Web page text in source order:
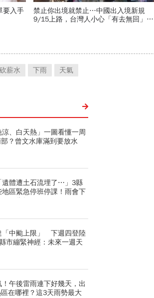
要入手
禁止你出境就禁止…中國出入境新規
9/15上路，台灣人小心「有去無回」？4
砍薪水 下雨 天氣
、白天熱」一圖看懂一周
？曾文水庫滿到要放水
遺體遭土石流埋了⋯」3縣
區緊急停班停課！雨會下
圖掌握
「中颱上限」 下週四登陸
市繃緊神經：未來一週天
午後雷雨連下好幾天，出
在哪裡？這3天雨勢最大